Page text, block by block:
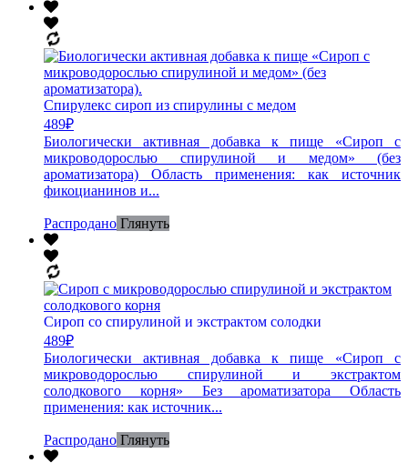
Спирулекс сироп из спирулины с медом
489₽
Биологически активная добавка к пище «Сироп с
микроводорослью спирулиной и медом» (без
ароматизатора) Область применения: как источник
фикоцианинов и...
Распродано Глянуть
Сироп со спирулиной и экстрактом солодки
489₽
Биологически активная добавка к пище «Сироп с
микроводорослью спирулиной и экстрактом
солодкового корня» Без ароматизатора Область
применения: как источник...
Распродано Глянуть